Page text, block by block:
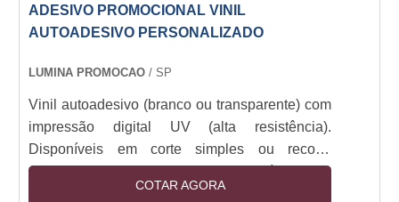
ADESIVO PROMOCIONAL VINIL
AUTOADESIVO PERSONALIZADO
LUMINA PROMOCAO / SP
Vinil autoadesivo (branco ou transparente) com
impressão digital UV (alta resistência).
Disponíveis em corte simples ou recorte
especial (plotter). Camada removível sem
resíduos. Resistência a intempéries (6+ meses
COTAR AGORA